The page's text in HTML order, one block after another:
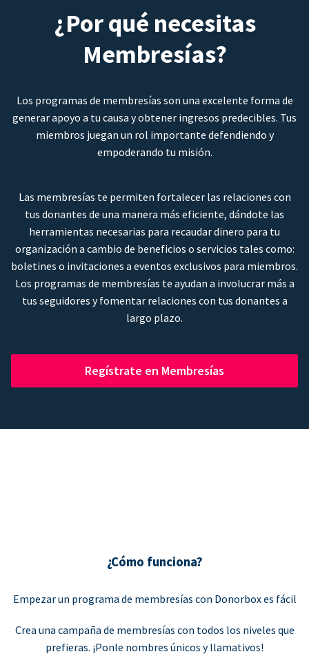
¿Por qué necesitas
Membresías?
Los programas de membresías son una excelente forma de
generar apoyo a tu causa y obtener ingresos predecibles. Tus
miembros juegan un rol importante defendiendo y
empoderando tu misión.
Las membresías te permiten fortalecer las relaciones con
tus donantes de una manera más eficiente, dándote las
herramientas necesarias para recaudar dinero para tu
organización a cambio de beneficios o servicios tales como:
boletines o invitaciones a eventos exclusivos para miembros.
Los programas de membresías te ayudan a involucrar más a
tus seguidores y fomentar relaciones con tus donantes a
largo plazo.
Regístrate en Membresías
¿Cómo funciona?
Empezar un programa de membresías con Donorbox es fácil
Crea una campaña de membresías con todos los niveles que
prefieras. ¡Ponle nombres únicos y llamativos!